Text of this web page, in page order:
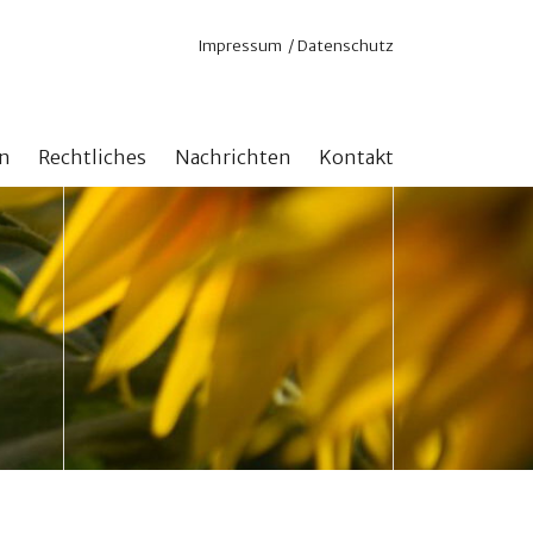
Navigation
Impressum Datenschutz
Online
für aktuelle Projekte
ohne Zweckbindung
mit Zweckbindung
erhöhen
Rechtliches
Satzung
Steuerliche Anerkennung
Nachrichten Kontakt